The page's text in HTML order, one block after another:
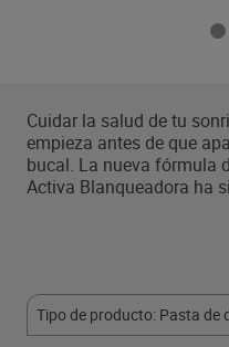
Cuidar la salud de tu
empieza antes de que
bucal. La nueva fórmula
Activa Blanqueadora ha
para la prevención
único que estabiliza el
está diseñada para un
que necesitas para
Tipo de producto: Pasta de